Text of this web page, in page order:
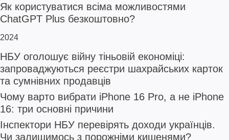
Як користуватися всіма можливостями
ChatGPT Plus безкоштовно?
2024
НБУ оголошує війну тіньовій економіці:
запроваджуються реєстри шахрайських карток
та сумнівних продавців
Чому варто вибрати iPhone 16 Pro, а не iPhone
16: три основні причини
Інспектори НБУ перевірять доходи українців.
Чи залишимось з порожніми кишенями?